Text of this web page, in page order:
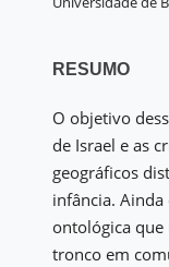
RESUMO
O objetivo
de Israel e as
geográficos
infância.
ontológica
tronco em